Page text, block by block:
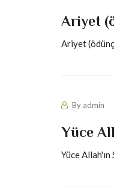
Ariyet
Ariyet
By admin
Yüce
Yüce